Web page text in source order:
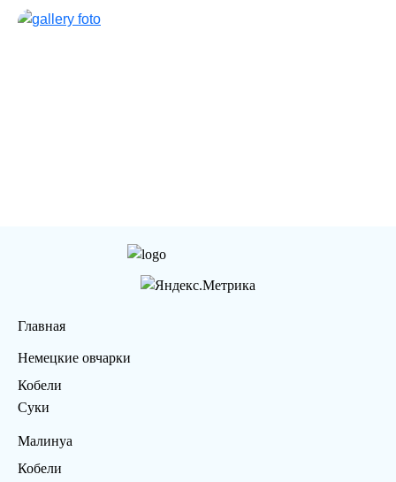
Главная
Немецкие овчарки
Кобели
Суки
Малинуа
Кобели